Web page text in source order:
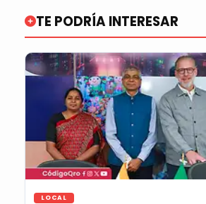
TE PODRÍA INTERESAR
LOCAL